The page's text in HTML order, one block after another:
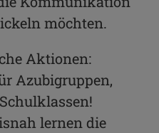
möchten.
Aktionen:
Azubigruppen,
lernen die